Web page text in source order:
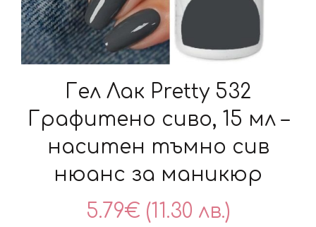
Гел Лак Pretty 532
Графитено сиво, 15 мл –
наситен тъмно сив
нюанс за маникюр
5.79€ (11.30 лв.)